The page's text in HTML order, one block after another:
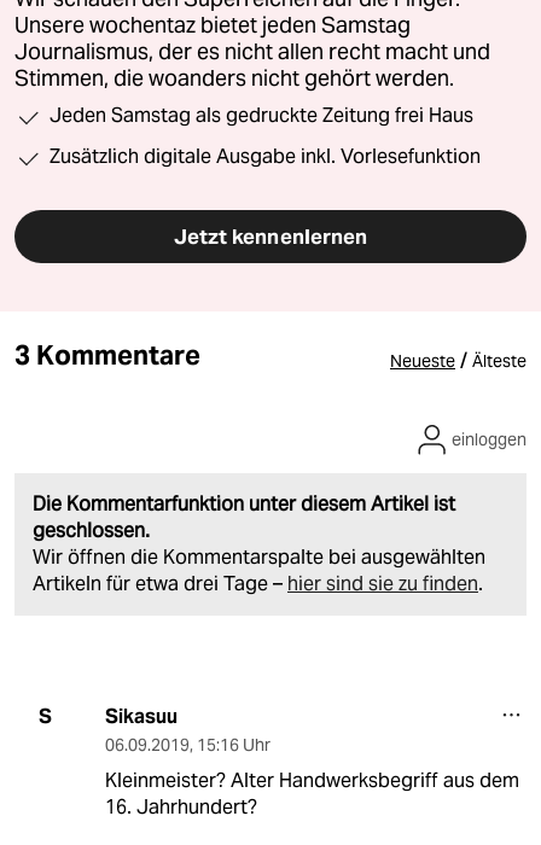
Unsere wochentaz bietet jeden Samstag
Journalismus, der es nicht allen recht macht und
Stimmen, die woanders nicht gehört werden.
Jeden Samstag als gedruckte Zeitung frei Haus
Zusätzlich digitale Ausgabe inkl. Vorlesefunktion
Jetzt kennenlernen
3 Kommentare Neueste / Älteste
Die Kommentarfunktion unter diesem Artikel ist
geschlossen.
Wir öffnen die Kommentarspalte bei ausgewählten
Artikeln für etwa drei Tage – hier sind sie zu finden.
einloggen
S Sikasuu
06.09.2019, 15:16 Uhr
Kleinmeister? Alter Handwerksbegriff aus dem
16. Jahrhundert?